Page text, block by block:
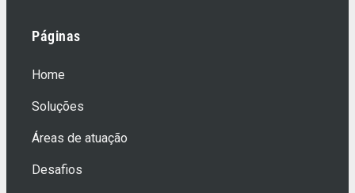
Páginas
Home
Soluções
Áreas de atuação
Desafios